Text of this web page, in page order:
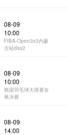
08-09
10:00
FIBA-Open3x3内蒙
古站day2
08-09
10:00
韩国羽毛球大师赛女
单决赛
08-09
14:00